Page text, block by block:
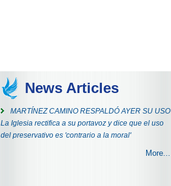
News Articles
MARTÍNEZ CAMINO RESPALDÓ AYER SU USO
La Iglesia rectifica a su portavoz y dice que el uso
del preservativo es 'contrario a la moral'
More...